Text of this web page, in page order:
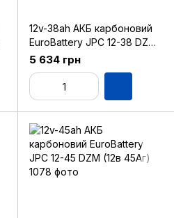
12v-38ah АКБ карбоновий
EuroBattery JPC 12-38 DZM
(12в 38Аг)
5 634 грн